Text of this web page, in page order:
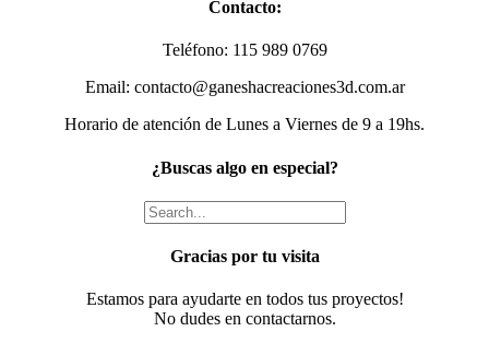
Contacto:
Teléfono: 115 989 0769
Email: contacto@ganeshacreaciones3d.com.ar
Horario de atención de Lunes a Viernes de 9 a 19hs.
¿Buscas algo en especial?
Gracias por tu visita
Estamos para ayudarte en todos tus proyectos!
No dudes en contactarnos.